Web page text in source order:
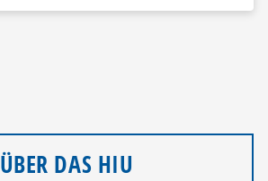
ÜBER DAS HIU